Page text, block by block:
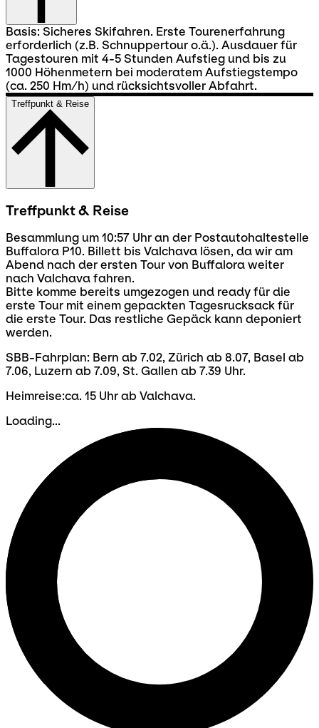
Basis: Sicheres Skifahren. Erste Tourenerfahrung
erforderlich (z.B. Schnuppertour o.ä.). Ausdauer für
Tagestouren mit 4-5 Stunden Aufstieg und bis zu
1000 Höhenmetern bei moderatem Aufstiegstempo
(ca. 250 Hm/h) und rücksichtsvoller Abfahrt.
Treffpunkt & Reise
Treffpunkt & Reise
Besammlung um 10:57 Uhr an der Postautohaltestelle
Buffalora P10. Billett bis Valchava lösen, da wir am
Abend nach der ersten Tour von Buffalora weiter
nach Valchava fahren.
Bitte komme bereits umgezogen und ready für die
erste Tour mit einem gepackten Tagesrucksack für
die erste Tour. Das restliche Gepäck kann deponiert
werden.
SBB-Fahrplan: Bern ab 7.02, Zürich ab 8.07, Basel ab
7.06, Luzern ab 7.09, St. Gallen ab 7.39 Uhr.
Heimreise:ca. 15 Uhr ab Valchava.
Loading...